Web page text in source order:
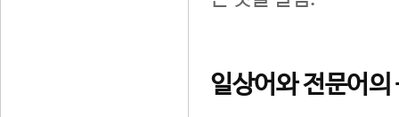
일상어와 전문어의